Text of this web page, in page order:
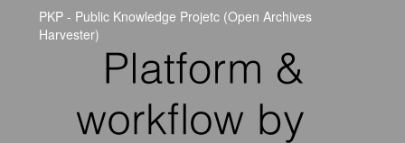
PKP - Public Knowledge Projetc (Open Archives
Harvester)